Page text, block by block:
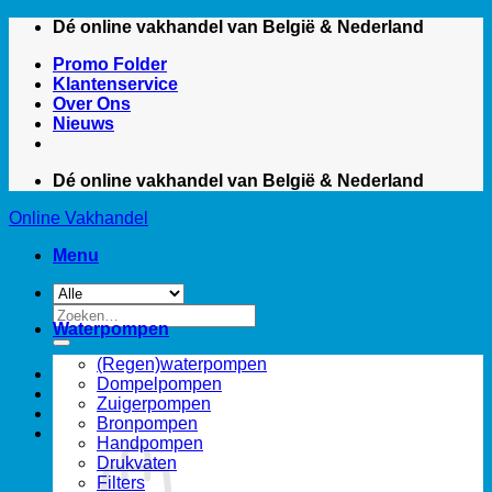
inhoud
Dé online vakhandel van België & Nederland
Promo Folder
Klantenservice
Over Ons
Nieuws
Dé online vakhandel van België & Nederland
Online Vakhandel
Menu
Zoeken
naar:
Waterpompen
(Regen)waterpompen
Dompelpompen
Zuigerpompen
Bronpompen
Handpompen
Drukvaten
Filters